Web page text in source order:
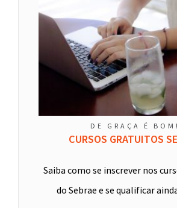
DE GRAÇA É BOM!
CURSOS GRATUITOS
Saiba como se inscrever nos
do Sebrae e se qualificar